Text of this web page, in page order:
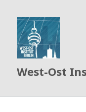
West-Ost